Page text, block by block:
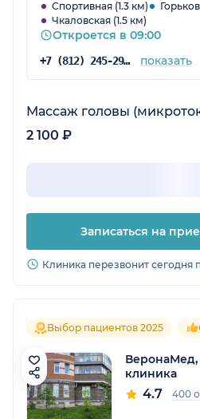
Спортивная (1.3 км)
Чкаловская (1.5 км)
Откроется в 09:00
+7 (812) 245-29-05 показать
Массаж головы
2 100 ₽
Записаться на
Клиника перезвонит сегодня
Выбор пациентов 2025
клиника
4.7 400